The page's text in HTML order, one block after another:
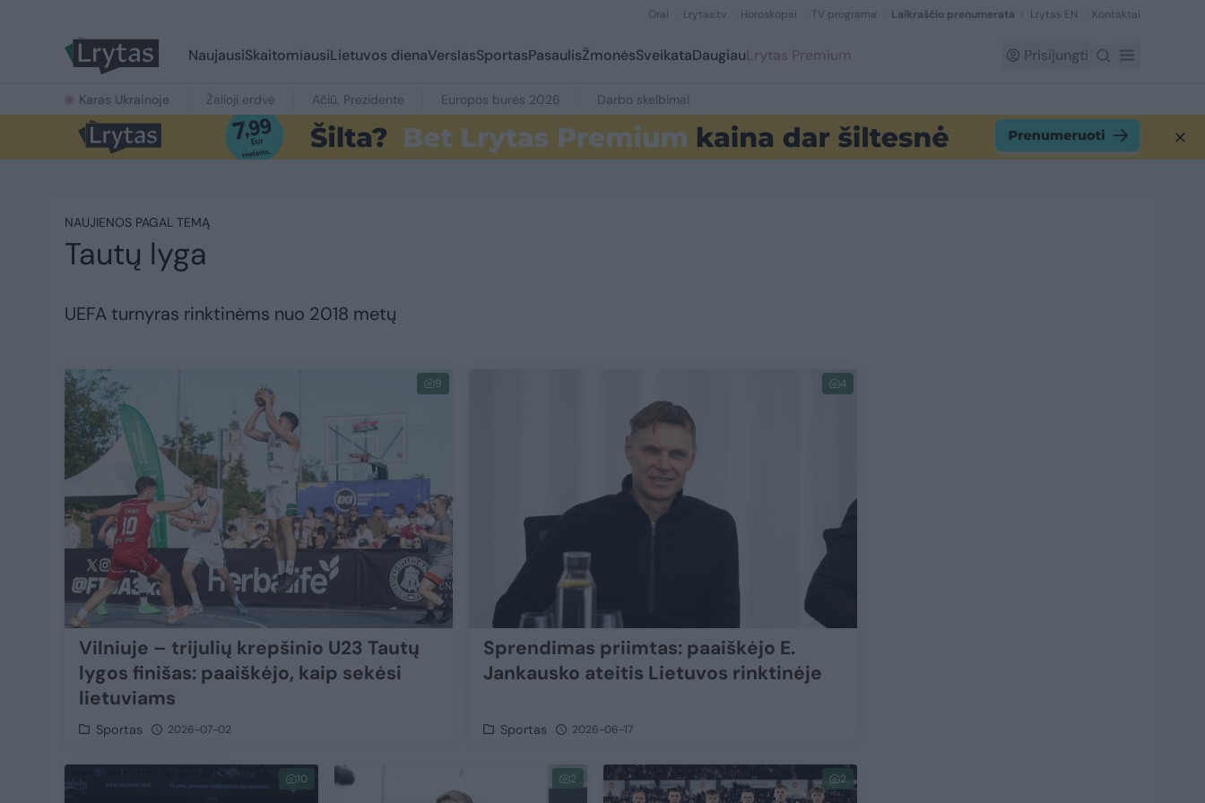
Orai Lrytas.tv Horoskopai TV programa Laikraščio prenumerata Lrytas EN Kontaktai
NaujausiSkaitomiausiLietuvos dienaVerslasSportasPasaulisŽmonėsSveikataDaugiauLrytas Premium Prisijungti
Karas Ukrainoje Žalioji erdvė Ačiū, Prezidente Europos burės 2026 Darbo skelbimai
NAUJIENOS PAGAL TEMĄ
Tautų lyga
UEFA turnyras rinktinėms nuo 2018 metų
9
Vilniuje – trijulių krepšinio U23 Tautų
lygos finišas: paaiškėjo, kaip sekėsi
lietuviams
Sportas 2026-07-02
4
Sprendimas priimtas: paaiškėjo E.
Jankausko ateitis Lietuvos rinktinėje
Sportas 2026-06-17
10 2 2